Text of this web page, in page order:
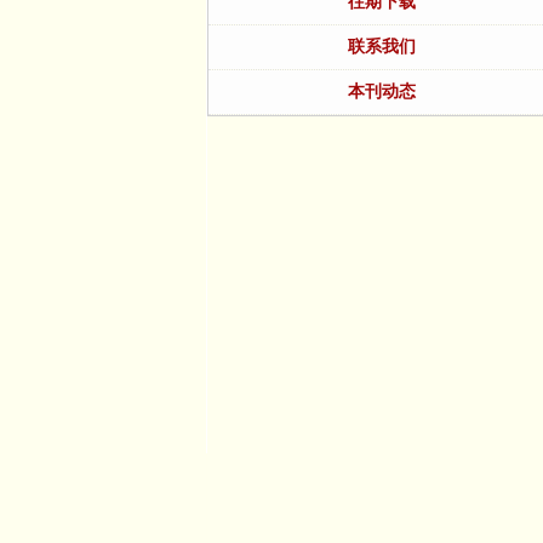
联系我们
本刊动态